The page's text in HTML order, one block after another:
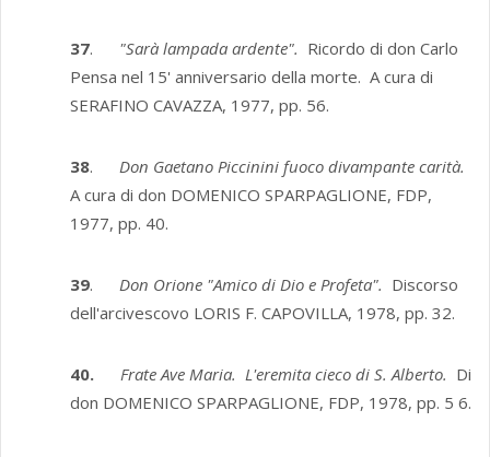
37. "Sarà lampada ardente". Ricordo di don Carlo
Pensa nel 15' anniversa­rio della morte. A cura di
SERAFINO CAVAZZA, 1977, pp. 56.
38. Don Gaetano Piccinini fuoco divampante carità.
A cura di don DOMENICO SPARPAGLIONE, FDP,
1977, pp. 40.
39. Don Orione "Amico di Dio e Profeta". Discorso
dell'arcivescovo LORIS F. CAPOVILLA, 1978, pp. 32.
40. Frate Ave Maria. L'eremita cieco di S. Alberto. Di
don DOMENICO SPARPAGLIONE, FDP, 1978, pp. 5 6.